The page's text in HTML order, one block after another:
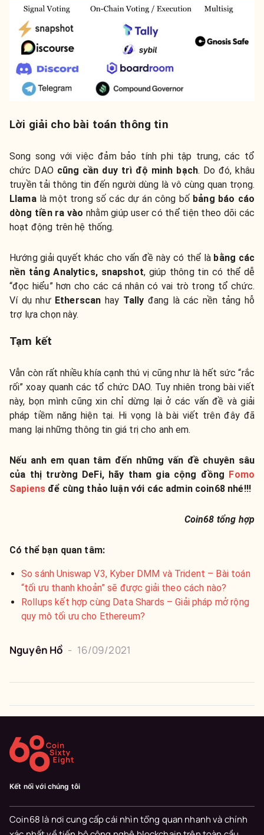
Lời giải cho bài toán thông tin
Song song với việc đảm bảo tính phi tập trung, các tổ
chức DAO cũng cần duy trì độ minh bạch. Do đó, khâu
truyền tải thông tin đến người dùng là vô cùng quan trọng.
Llamalà một trong số các dự án công bố bảng báo cáo
dòng tiền ra vào nhằm giúp user có thể tiện theo dõi các
hoạt động trên hệ thống.
Hướng giải quyết khác cho vấn đề này có thể là bằng các
nền tảng Analytics, snapshot, giúp thông tin có thể dễ
“đọc hiểu” hơn cho các cá nhân có vai trò trong tổ chức.
Ví dụ như Etherscan hay Tally đang là các nền tảng hỗ
trợ lựa chọn này.
Tạm kết
Vẫn còn rất nhiều khía cạnh thú vị cũng như là hết sức “rắc
rối” xoay quanh các tổ chức DAO. Tuy nhiên trong bài viết
này, bọn mình cũng xin chỉ dừng lại ở các vấn đề và giải
pháp tiềm năng hiện tại. Hi vọng là bài viết trên đây đã
mang lại những thông tin giá trị cho anh em.
Nếu anh em quan tâm đến những vấn đề chuyên sâu
của thị trường DeFi, hãy tham gia cộng đồng Fomo
Sapiens để cùng thảo luận với các admin coin68 nhé!!!
Coin68 tổng hợp
Có thể bạn quan tâm:
So sánh Uniswap V3, Kyber DMM và Trident – Bài toán
“tối ưu thanh khoản” sẽ được giải theo cách nào?
Rollups kết hợp cùng Data Shards – Giải pháp mở rộng
quy mô tối ưu cho Ethereum?
Nguyên Hồ - 16/09/2021
Kết nối với chúng tôi
Coin68 là nơi cung cấp cái nhìn tổng quan nhanh và chính